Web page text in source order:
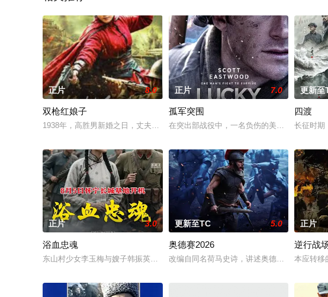
正片 8.0
双枪红娘子
1938年，高胜男新婚之日，丈夫被日军残害，父辈亦遭屠戮。她举枪聚义，屡袭敌
正片 7.0
孤军突围
在突出部战役中，一名负伤的美军士兵被困在
更新至
四渡
长征时期
正片 3.0
浴血忠魂
东山村少女李玉梅与嫂子韩振英冒死救助八路军伤员，全村人以血肉之躯守护根据
更新至TC 5.0
奥德赛2026
改编自同名荷马史诗，讲述奥德修斯（马特·
正片
逆行战
本应转移